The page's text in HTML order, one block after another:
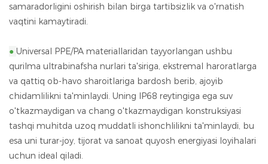
samaradorligini oshirish bilan birga tartibsizlik va o'rnatish
vaqtini kamaytiradi.
● Universal PPE/PA materiallaridan tayyorlangan ushbu
qurilma ultrabinafsha nurlari ta'siriga, ekstremal haroratlarga
va qattiq ob-havo sharoitlariga bardosh berib, ajoyib
chidamlilikni ta'minlaydi. Uning IP68 reytingiga ega suv
o'tkazmaydigan va chang o'tkazmaydigan konstruksiyasi
tashqi muhitda uzoq muddatli ishonchlilikni ta'minlaydi, bu
esa uni turar-joy, tijorat va sanoat quyosh energiyasi loyihalari
uchun ideal qiladi.